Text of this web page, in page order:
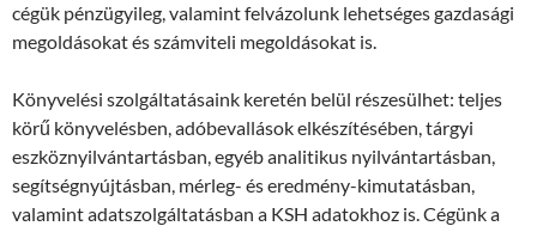
cégük pénzügyileg, valamint felvázolunk lehetséges gazdasági
megoldásokat és számviteli megoldásokat is.
Könyvelési szolgáltatásaink keretén belül részesülhet: teljes
körű könyvelésben, adóbevallások elkészítésében, tárgyi
eszköznyilvántartásban, egyéb analitikus nyilvántartásban,
segítségnyújtásban, mérleg- és eredmény-kimutatásban,
valamint adatszolgáltatásban a KSH adatokhoz is. Cégünk a